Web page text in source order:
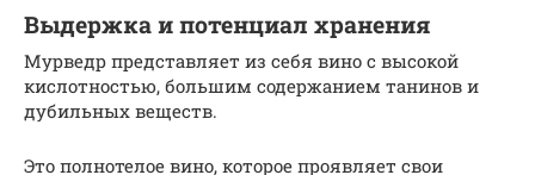
Выдержка и потенциал хранения
Мурведр представляет из себя вино с высокой
кислотностью, большим содержанием танинов и
дубильных веществ.
Это полнотелое вино, которое проявляет свои